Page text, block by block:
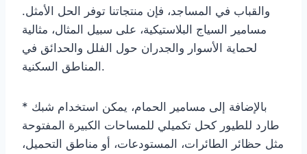
والقباب في المساجد، فإن منتجاتنا توفر الحل الأمثل.
مسامير السياج البلاستيكية، على سبيل المثال، مثالية
لحماية الأسوار والجدران حول الفلل والحدائق في
المناطق السكنية.
* بالإضافة إلى مسامير الحمام، يمكن استخدام شبك
طارد للطيور كحل تكميلي للمساحات الكبيرة المفتوحة
مثل حظائر الطائرات، المستودعات، أو مناطق التحميل،